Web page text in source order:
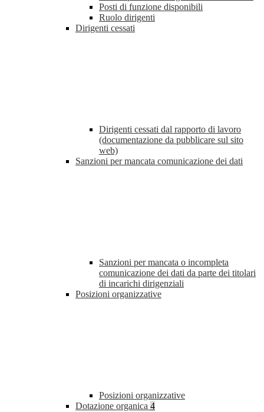
Posti di funzione disponibili
Ruolo dirigenti
Dirigenti cessati
Dirigenti cessati dal rapporto di lavoro
(documentazione da pubblicare sul sito
web)
Sanzioni per mancata comunicazione dei dati
Sanzioni per mancata o incompleta
comunicazione dei dati da parte dei titolari
di incarichi dirigenziali
Posizioni organizzative
Posizioni organizzative
Dotazione organica 4